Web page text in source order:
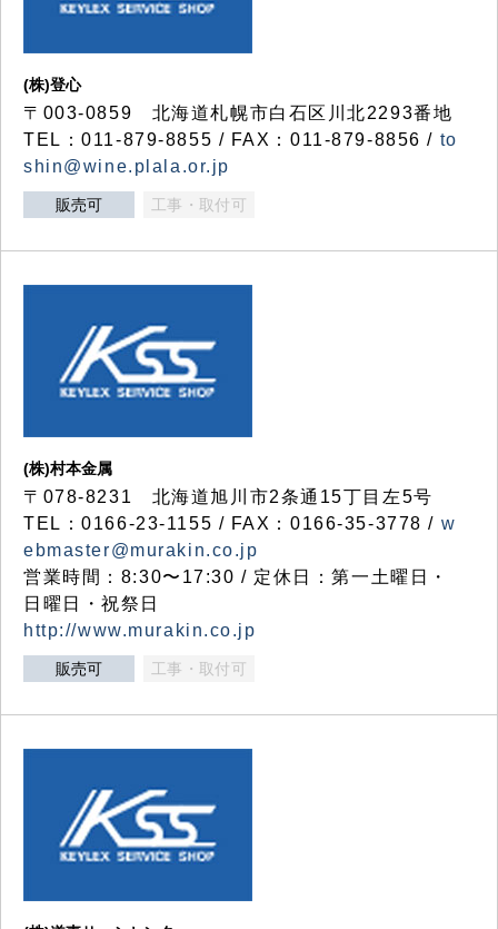
(株)登心
〒003-0859 北海道札幌市白石区川北2293番地
TEL：011-879-8855 / FAX：011-879-8856 / to
shin@wine.plala.or.jp
販売可 工事・取付可
(株)村本金属
〒078-8231 北海道旭川市2条通15丁目左5号
TEL：0166-23-1155 / FAX：0166-35-3778 / w
ebmaster@murakin.co.jp
営業時間：8:30〜17:30 / 定休日：第一土曜日・
日曜日・祝祭日
http://www.murakin.co.jp
販売可 工事・取付可